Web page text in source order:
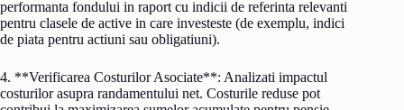
performanta fondului in raport cu indicii de referinta relevanti
pentru clasele de active in care investeste (de exemplu, indici
de piata pentru actiuni sau obligatiuni).
4. **Verificarea Costurilor Asociate**: Analizati impactul
costurilor asupra randamentului net. Costurile reduse pot